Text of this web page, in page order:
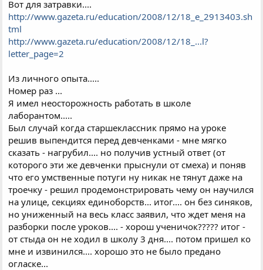
Вот для затравки....
http://www.gazeta.ru/education/2008/12/18_e_2913403.sh
tml
http://www.gazeta.ru/education/2008/12/18_...l?
letter_page=2
Из личного опыта.....
Номер раз ...
Я имел неосторожность работать в школе
лаборантом.....
Был случай когда старшеклассник прямо на уроке
решив выпендится перед девченками - мне мягко
сказать - нагрубил.... но получив устный ответ (от
которого эти же девченки прыснули от смеха) и поняв
что его умственные потуги ну никак не тянут даже на
троечку - решил продемонстрировать чему он научился
на улице, секциях единоборств... итог.... он без синяков,
но униженный на весь класс заявил, что ждет меня на
разборки после уроков.... - хорош ученичок????? итог -
от стыда он не ходил в школу 3 дня.... потом пришел ко
мне и извинился.... хорошо это не было предано
огласке...